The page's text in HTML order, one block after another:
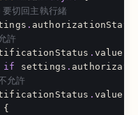
切回主執行緒
.
許
. value
if settings .
允許
. value
{